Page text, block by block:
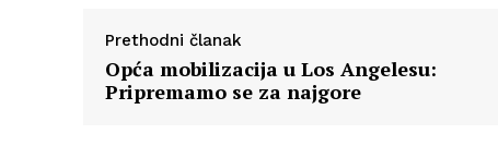
Prethodni članak
Opća mobilizacija u Los Angelesu:
Pripremamo se za najgore